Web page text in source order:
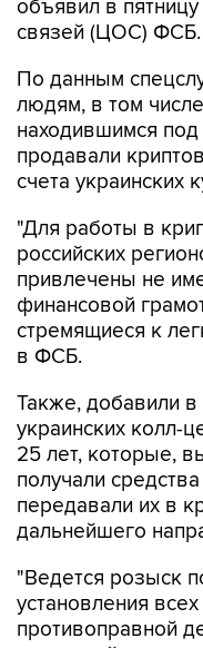
По данным
находившимся
продавали
счета украинских
"Для работы в
привлечены не
финансовой
стремящиеся к
в ФСБ.
Также, добавили
25 лет, которые,
получали
передавали их в
дальнейшего
"Ведется розыск
противоправной
показаний и
- заявили в